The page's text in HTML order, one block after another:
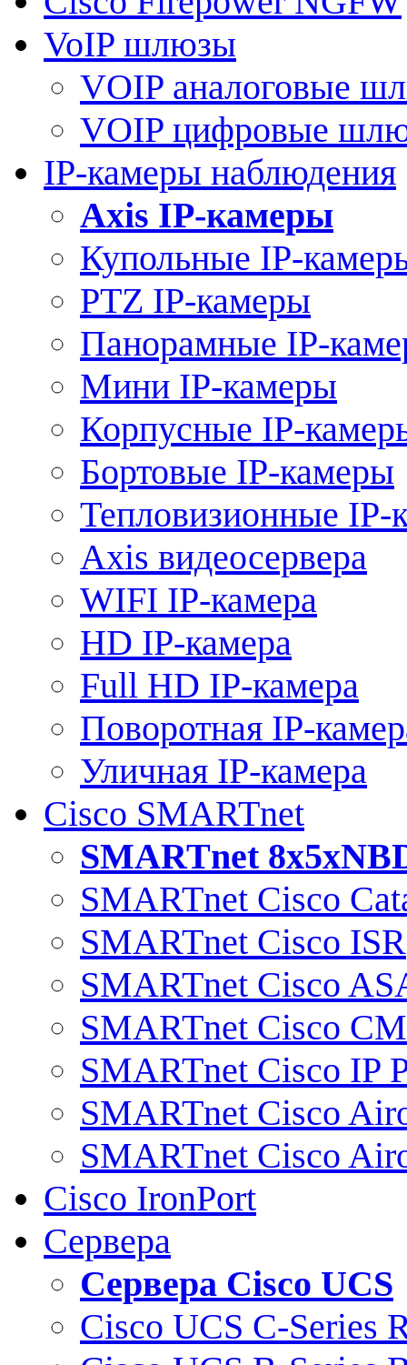
VoIP шлюзы
VOIP аналоговые
VOIP цифровые
IP-камеры наблюдения
Axis IP-камеры
Купольные IP-
PTZ IP-камеры
Панорамные IP-
Мини IP-камеры
Корпусные IP-
Бортовые IP-камеры
Тепловизионные IP-
Axis видеосервера
WIFI IP-камера
HD IP-камера
Full HD IP-камера
Поворотная IP-
Уличная IP-камера
Cisco SMARTnet
SMARTnet
SMARTnet Cisco
SMARTnet Cisco ISR
SMARTnet Cisco
SMARTnet Cisco
SMARTnet Cisco IP
SMARTnet Cisco
SMARTnet Cisco
Cisco IronPort
Сервера
Сервера Cisco UCS
Cisco UCS C-Series